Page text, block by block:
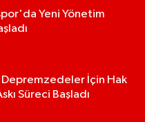
Yeni Yönetim
Depremzedeler İçin Hak
Süreci Başladı